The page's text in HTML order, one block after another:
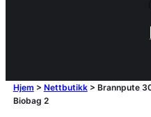
Hjem > Nettbutikk> Brannpute
Biobag 2